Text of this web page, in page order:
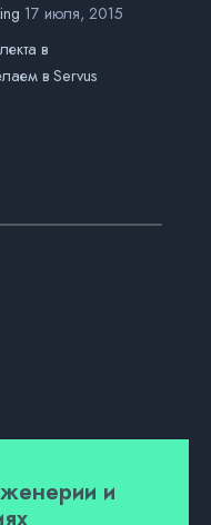
17 июля, 2015
в
в Servus
и